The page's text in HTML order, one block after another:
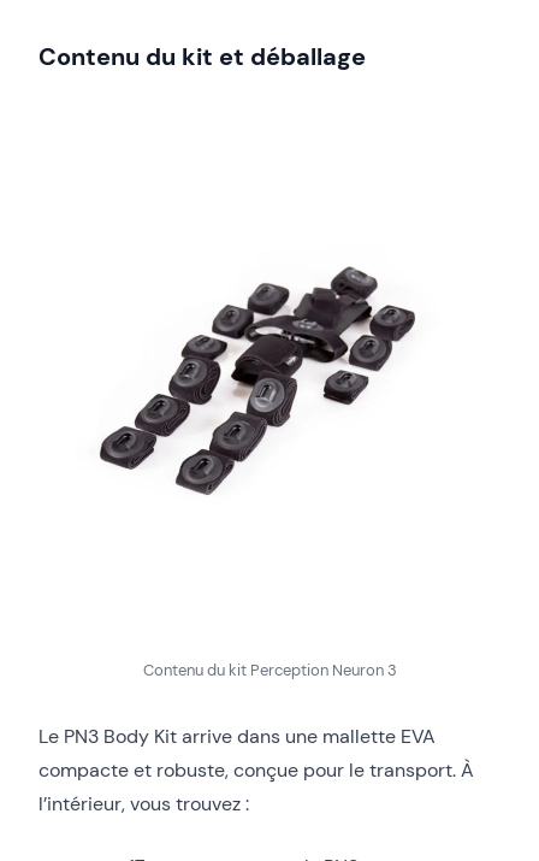
Contenu du kit et déballage
Contenu du kit Perception Neuron 3
Le PN3 Body Kit arrive dans une mallette EVA
compacte et robuste, conçue pour le transport. À
l’intérieur, vous trouvez :